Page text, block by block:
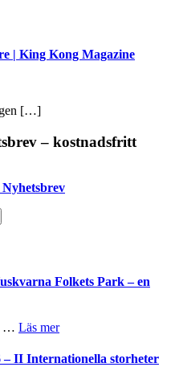
| King Kong Magazine
[…]
– kostnadsfritt
Folkets Park – en
… Läs merom
Håkan
– II Internationella storheter